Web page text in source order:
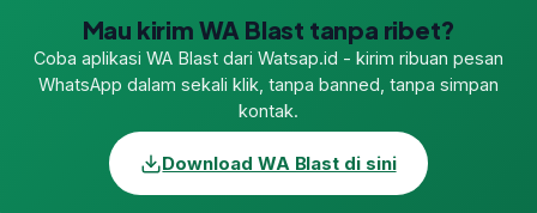
Mau kirim WA Blast tanpa ribet?
Coba aplikasi WA Blast dari Watsap.id - kirim ribuan pesan
WhatsApp dalam sekali klik, tanpa banned, tanpa simpan
kontak.
Download WA Blast di sini